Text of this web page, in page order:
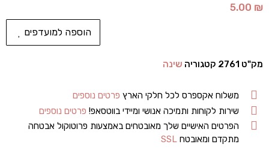
5.00 ₪
הוספה למועדפים
מק"ט 2761 קטגוריה שינה
משלוח אקספרס לכל חלקי הארץ פרטים נוספים
שירות לקוחות ותמיכה אנושי ומיידי בווטסאפ! פרטים נוספים
הפרטים האישיים שלך מאובטחים באמצעות פרוטוקול אבטחה
מתקדם ומאובטחSSL